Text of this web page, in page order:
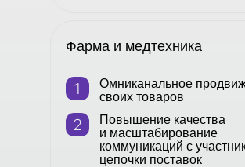
Фарма и медтехника
Омниканальное
своих товаров
Повышение качества
и масштабирование
коммуникаций с
цепочки поставок